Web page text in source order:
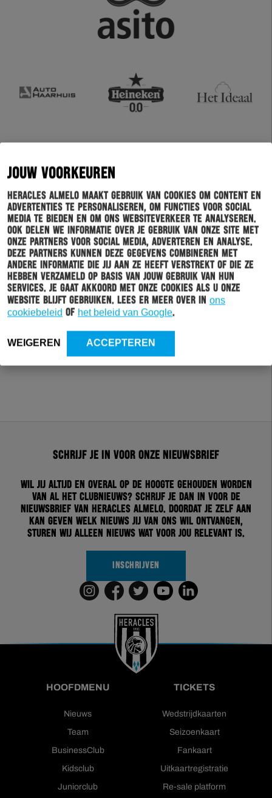
JOUW VOORKEUREN
Heracles Almelo maakt gebruik van cookies om content en
advertenties te personaliseren, om functies voor social
media te bieden en om ons websiteverkeer te analyseren.
Ook delen we informatie over je gebruik van onze site met
onze partners voor social media, adverteren en analyse.
Deze partners kunnen deze gegevens combineren met
andere informatie die jij aan ze heeft verstrekt of die ze
hebben verzameld op basis van jouw gebruik van hun
services. Je gaat akkoord met onze cookies als u onze
website blijft gebruiken. Lees er meer over in ons
cookiebeleid of het beleid van Google.
WEIGEREN ACCEPTEREN
Schrijf je in voor onze nieuwsbrief
Wil jij altijd en overal op de hoogte gehouden worden
van al het clubnieuws? Schrijf je dan in voor de
nieuwsbrief van Heracles Almelo. Doordat je zelf aan
kan geven welk nieuws jij van ons wil ontvangen,
sturen wij alleen nieuws wat voor jou relevant is.
INSCHRIJVEN
HOOFDMENU
Nieuws
Team
BusinessClub
Kidsclub
Juniorclub
TICKETS
Wedstrijdkaarten
Seizoenkaart
Fankaart
Uitkaartregistratie
Re-sale platform